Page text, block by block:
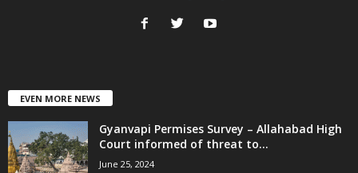
EVEN MORE NEWS
Gyanvapi Permises Survey – Allahabad High
Court informed of threat to...
June 25, 2024